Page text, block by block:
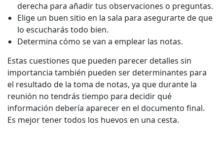
Servicios de Datos
Potencie la IA con datos fiables
Todas las soluciones
Soluciones por Industria
Ciencias de la Vida
Conoce a Lia
Traducción de IA rápida, inteligente y escalable
Dominar la traducción con IA para marcas
globales
Consejos para maximizar eficiencia, escala y calidad
Construye tu futuro con nosotros
Oportunidades freelance
Forma parte de nuestra red global
derecha para añadir tus observaciones o preguntas.
Elige un buen sitio en la sala para asegurarte de que
lo escucharás todo bien.
Determina cómo se van a emplear las notas.
Estas cuestiones que pueden parecer detalles sin
importancia también pueden ser determinantes para
el resultado de la toma de notas, ya que durante la
reunión no tendrás tiempo para decidir qué
información debería aparecer en el documento final.
Es mejor tener todos los huevos en una cesta.